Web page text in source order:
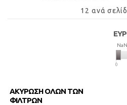
12 ανά
NaN
NaN
0
ΑΚΥΡΩΣΗ ΟΛΩΝ ΤΩΝ
ΦΙΛΤΡΩΝ